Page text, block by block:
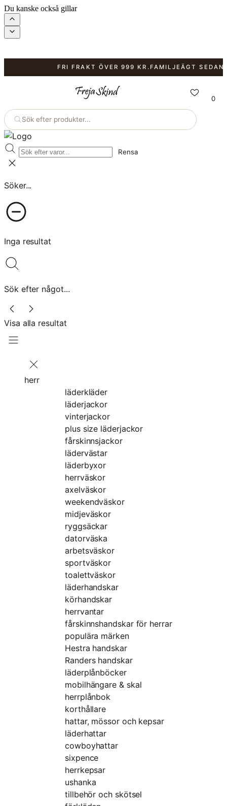
Du kanske också gillar
FRI FRAKT ÖVER 999 KR. FAMILJEÄGT SEDAN
Sök efter produkter...
Rensa
Söker...
Inga resultat
Sök efter något...
Visa alla resultat
0
herr
läderkläder
läderjackor
vinterjackor
plus size läderjackor
fårskinnsjackor
lädervästar
läderbyxor
herrväskor
axelväskor
weekendväskor
midjeväskor
ryggsäckar
datorväska
arbetsväskor
sportväskor
toalettväskor
läderhandskar
körhandskar
herrvantar
fårskinnshandskar för herrar
populära märken
Hestra handskar
Randers handskar
läderplånböcker
mobilhängare & skal
herrplånbok
korthållare
hattar, mössor och kepsar
läderhattar
cowboyhattar
sixpence
herrkepsar
ushanka
tillbehör och skötsel